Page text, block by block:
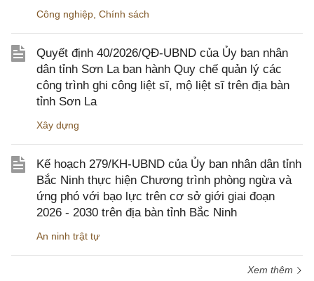
Công nghiệp Chính sách
Quyết định 40/2026/QĐ-UBND của Ủy ban nhân
dân tỉnh Sơn La ban hành Quy chế quản lý các
công trình ghi công liệt sĩ, mộ liệt sĩ trên địa bàn
tỉnh Sơn La
Xây dựng
Kế hoạch 279/KH-UBND của Ủy ban nhân dân tỉnh
Bắc Ninh thực hiện Chương trình phòng ngừa và
ứng phó với bạo lực trên cơ sở giới giai đoạn
2026 - 2030 trên địa bàn tỉnh Bắc Ninh
An ninh trật tự
Xem thêm